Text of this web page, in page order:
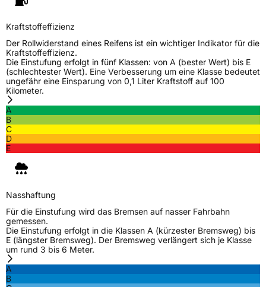
Verwendung
ModellnameM8 Forcerun HT Pro
FahrzeugartPKW & SUV
Weitere Eigenschaften
Schlauchtyp
Nasshaftung D
Rollgeräusch (Klasse)
Kraftstoffeffizienz
Der Rollwiderstand eines Reifens ist ein wichtiger Indikator für die
Kraftstoffeffizienz.
Die Einstufung erfolgt in fünf Klassen: von A (bester Wert) bis E
(schlechtester Wert). Eine Verbesserung um eine Klasse bedeutet
ungefähr eine Einsparung von 0,1 Liter Kraftstoff auf 100
Kilometer.
A
B
C
D
E
Nasshaftung
Für die Einstufung wird das Bremsen auf nasser Fahrbahn
gemessen.
Die Einstufung erfolgt in die Klassen A (kürzester Bremsweg) bis
E (längster Bremsweg). Der Bremsweg verlängert sich je Klasse
um rund 3 bis 6 Meter.
A
B